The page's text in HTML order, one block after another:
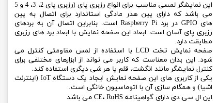
این نمایشگر لمسی مناسب برای انواع رزبری پای (رزبری پای 2، 3، 4 و 5
می باشد که دارای پین هدر مادگی استاندارد برای اتصال به پین
های GPIO در برد Raspberry Pi است. بنابراین اتصال آن به بردهای
رزبری پای آسان است. ابعاد این صفحه نمایش با ابعاد برد های رزبری
مطابقت دارد.
صفحه نمایش تخت LCD با استفاده از لمس مقاومتی کنترل می
شود. این بدان معناست که کاربر می تواند از ابزارهای مختلفی برای
کنترل نمایشگر مانند انگشت، قلم یا هر شی دیگری استفاده کند.
یکی از کاربری های این صفحه نمایش ایجاد یک دستگاه IoT (اینترنت
اشیا) و همگام سازی آن با اتوماسیون خانگی است.
این ال سی دی دارای گواهینامه CE، RoHS می باشد